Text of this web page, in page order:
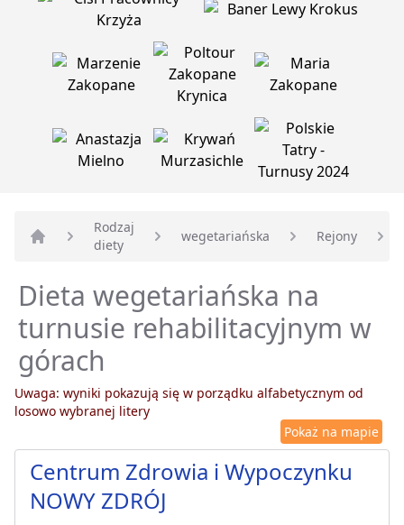
Strona główna
Rodzaj
diety
wegetariańska Rejony
Dieta wegetariańska na
turnusie rehabilitacyjnym w
górach
Uwaga: wyniki pokazują się w porządku alfabetycznym od
losowo wybranej litery
Pokaż na mapie
Centrum Zdrowia i Wypoczynku
NOWY ZDRÓJ